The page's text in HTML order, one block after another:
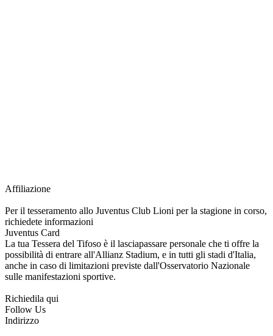
Affiliazione
Per il tesseramento allo Juventus Club Lioni per la stagione in corso,
richiedete informazioni
Juventus Card
La tua Tessera del Tifoso è il lasciapassare personale che ti offre la
possibilità di entrare all'Allianz Stadium, e in tutti gli stadi d'Italia,
anche in caso di limitazioni previste dall'Osservatorio Nazionale
sulle manifestazioni sportive.
Richiedila qui
Follow Us
Indirizzo